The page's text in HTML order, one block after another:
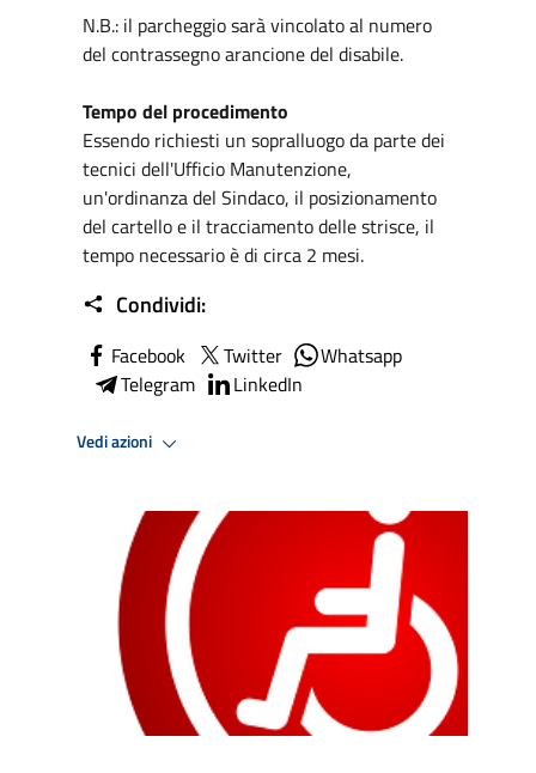
N.B.: il parcheggio sarà vincolato al numero
del contrassegno arancione del disabile.
Tempo del procedimento
Essendo richiesti un sopralluogo da parte dei
tecnici dell'Ufficio Manutenzione,
un'ordinanza del Sindaco, il posizionamento
del cartello e il tracciamento delle strisce, il
tempo necessario è di circa 2 mesi.
Condividi:
Facebook Twitter
Whatsapp
Telegram
LinkedIn
Vedi azioni